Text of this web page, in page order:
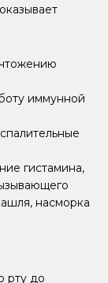
иммунной
гистамина,
насморка
рту до